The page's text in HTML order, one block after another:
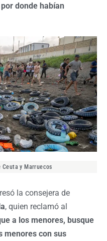
donde habían
y Marruecos
la consejera de
, quien reclamó al
a los menores, busque
menores con sus